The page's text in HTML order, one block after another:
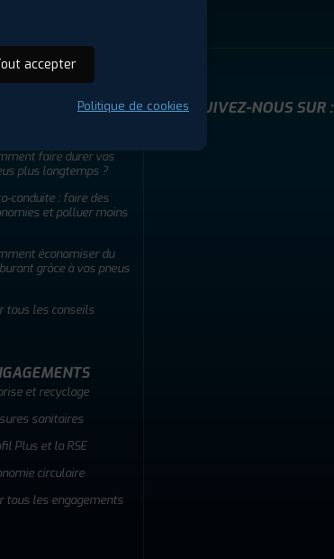
stocker vos
savoir quel pneu
faire durer vos
plus longtemps ?
conduite : faire des
et polluer moins
économiser du
grâce à vos pneus
tous les conseils
et recyclage
sanitaires
Plus et la RSE
circulaire
tous les engagements
SUIVEZ-NOUS SUR :
accepter
Politique de cookies